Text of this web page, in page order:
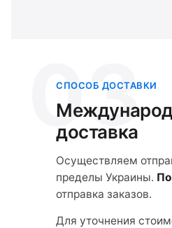
03
СПОСОБ ДОСТАВКИ
доставка
Осуществляем
пределы Украины.
отправка заказов.
Для уточнения